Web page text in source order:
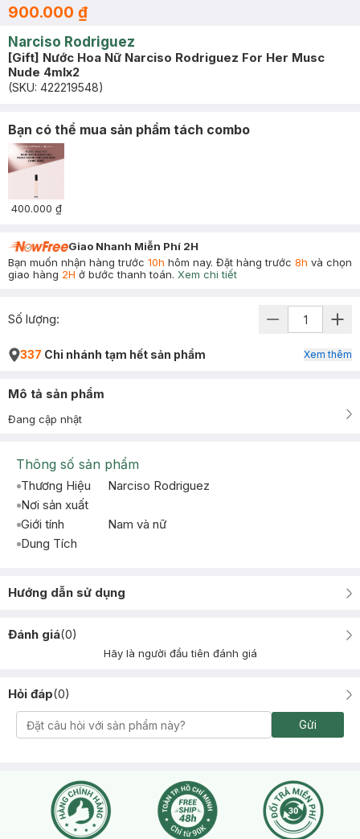
900.000 ₫
Narciso Rodriguez
[Gift] Nước Hoa Nữ Narciso Rodriguez For Her Musc
Nude 4mlx2
(SKU: 422219548)
Bạn có thể mua sản phẩm tách combo
400.000 ₫
Giao Nhanh Miễn Phí 2H
Bạn muốn nhận hàng trước 10h hôm nay. Đặt hàng trước 8h và chọn
giao hàng 2H ở bước thanh toán. Xem chi tiết
Số lượng:
337 Chi nhánh tạm hết sản phẩm Xem thêm
Mô tả sản phẩm
Đang cập nhật
Thông số sản phẩm
Thương Hiệu
Narciso Rodriguez
Nơi sản xuất
Giới tính
Nam và nữ
Dung Tích
Hướng dẫn sử dụng
Đánh giá(0)
Hãy là người đầu tiên đánh giá
Hỏi đáp(0)
Gửi